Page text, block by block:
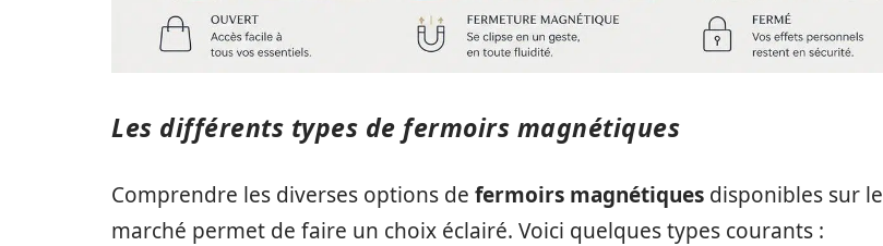
Les différents types de fermoirs magnétiques
Comprendre les diverses options de fermoirs magnétiques disponibles sur le
marché permet de faire un choix éclairé. Voici quelques types courants :